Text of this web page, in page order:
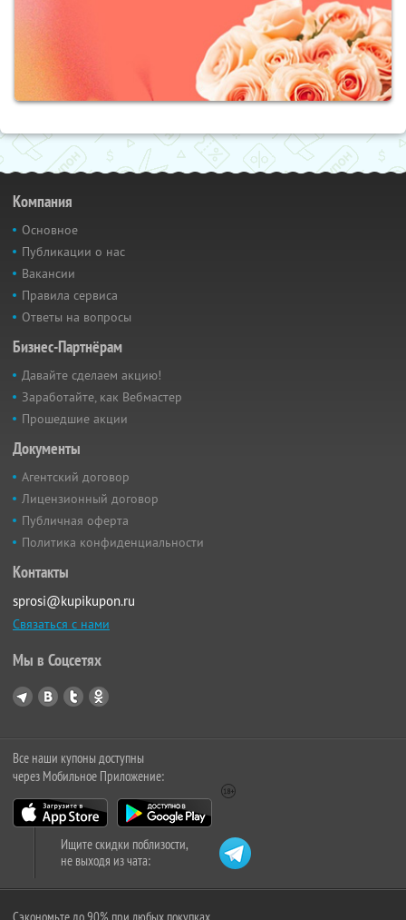
Компания
Основное
Публикации о нас
Вакансии
Правила сервиса
Ответы на вопросы
Бизнес-Партнёрам
Давайте сделаем акцию!
Заработайте, как Вебмастер
Прошедшие акции
Документы
Агентский договор
Лицензионный договор
Публичная оферта
Политика конфиденциальности
Контакты
sprosi@kupikupon.ru
Связаться с нами
Мы в Соцсетях
Все наши купоны доступны
через Мобильное Приложение:
Ищите скидки поблизости,
не выходя из чата: